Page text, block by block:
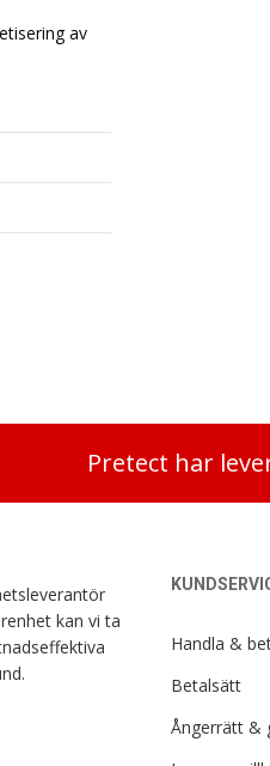
av
Pretect har
kan vi ta
Handla &
Betalsätt
Ångerrätt &